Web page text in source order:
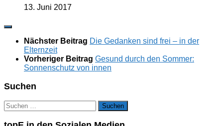
13. Juni 2017
Nächster Beitrag Die Gedanken sind frei – in der
Elternzeit
Vorheriger Beitrag Gesund durch den Sommer:
Sonnenschutz von innen
Suchen
Suchen
nach: